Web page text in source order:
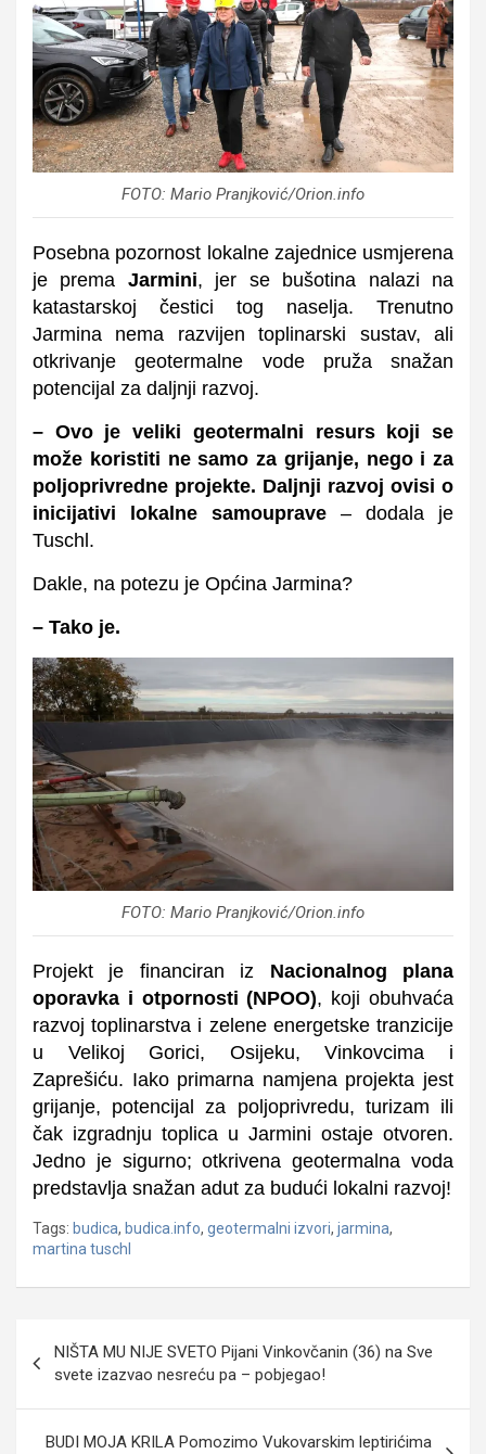
FOTO: Mario Pranjković/Orion.info
Posebna pozornost lokalne zajednice usmjerena
je prema Jarmini, jer se bušotina nalazi na
katastarskoj čestici tog naselja. Trenutno
Jarmina nema razvijen toplinarski sustav, ali
otkrivanje geotermalne vode pruža snažan
potencijal za daljnji razvoj.
– Ovo je veliki geotermalni resurs koji se
može koristiti ne samo za grijanje, nego i za
poljoprivredne projekte. Daljnji razvoj ovisi o
inicijativi lokalne samouprave – dodala je
Tuschl.
Dakle, na potezu je Općina Jarmina?
– Tako je.
FOTO: Mario Pranjković/Orion.info
Projekt je financiran iz Nacionalnog plana
oporavka i otpornosti (NPOO), koji obuhvaća
razvoj toplinarstva i zelene energetske tranzicije
u Velikoj Gorici, Osijeku, Vinkovcima i
Zaprešiću. Iako primarna namjena projekta jest
grijanje, potencijal za poljoprivredu, turizam ili
čak izgradnju toplica u Jarmini ostaje otvoren.
Jedno je sigurno; otkrivena geotermalna voda
predstavlja snažan adut za budući lokalni razvoj!
Tags: budica, budica.info, geotermalni izvori, jarmina,
martina tuschl
Navigacija
objava
NIŠTA MU NIJE SVETO Pijani Vinkovčanin (36) na Sve
svete izazvao nesreću pa – pobjegao!
BUDI MOJA KRILA Pomozimo Vukovarskim leptirićima